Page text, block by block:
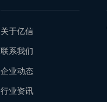
关于亿信
联系我们
企业动态
行业资讯